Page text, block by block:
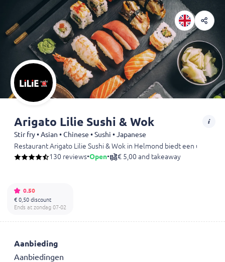
Arigato Lilie Sushi & Wok
Stir fry • Asian • Chinese • Sushi • Japanese
Restaurant Arigato Lilie Sushi & Wok in Helmond biedt een
130 reviews•Open• € 5,00 and takeaway
0.50
€ 0,50 discount
Ends at zondag 07-02
Aanbieding
Aanbiedingen